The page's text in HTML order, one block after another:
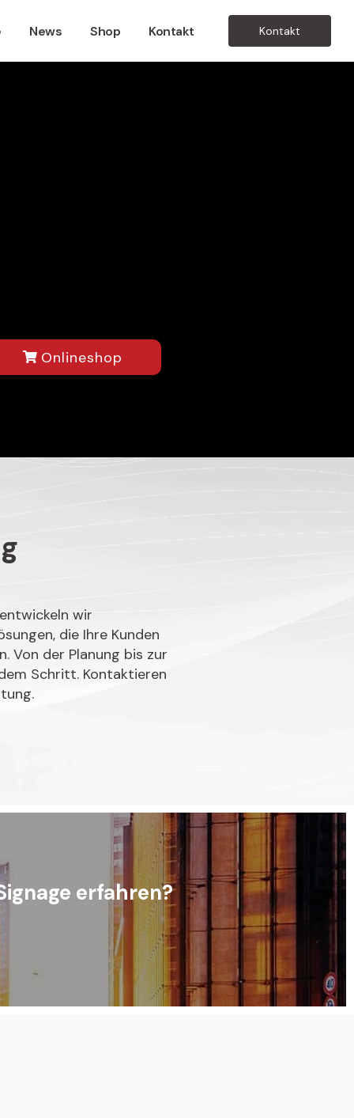
News Shop Kontakt Kontakt
Onlineshop
wir
die Ihre Kunden
Von der Planung bis zur
Schritt. Kontaktieren
erfahren?